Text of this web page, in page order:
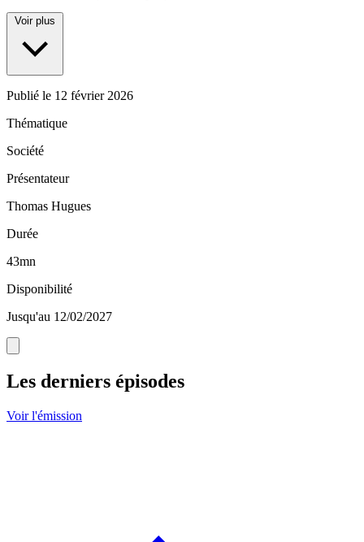
Voir plus
Publié le 12 février 2026
Thématique
Société
Présentateur
Thomas Hugues
Durée
43mn
Disponibilité
Jusqu'au 12/02/2027
Les derniers épisodes
Voir l'émission